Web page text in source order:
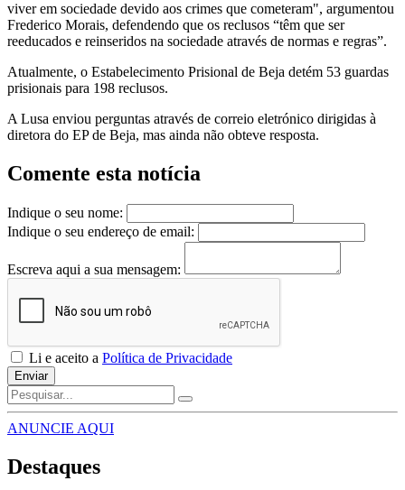
viver em sociedade devido aos crimes que cometeram", argumentou
Frederico Morais, defendendo que os reclusos “têm que ser
reeducados e reinseridos na sociedade através de normas e regras”.
Atualmente, o Estabelecimento Prisional de Beja detém 53 guardas
prisionais para 198 reclusos.
A Lusa enviou perguntas através de correio eletrónico dirigidas à
diretora do EP de Beja, mas ainda não obteve resposta.
Comente esta notícia
Indique o seu nome:
Indique o seu endereço de email:
Escreva aqui a sua mensagem:
Li e aceito a Política de Privacidade
Enviar
ANUNCIE AQUI
Destaques